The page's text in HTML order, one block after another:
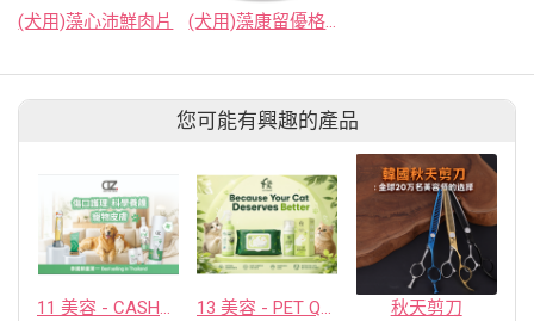
(犬用)藻心沛鮮肉片 (犬用)藻康留優格凍乾
您可能有興趣的產品
11 美容 - CASHCOWTECH CO., LTD. 13 美容 - PET QUARTER CO., LTD. 秋天剪刀